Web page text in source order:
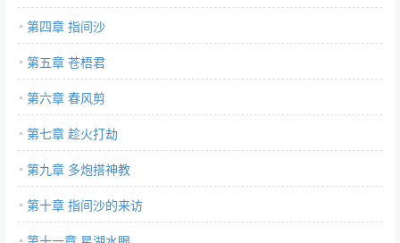
第四章 指间沙
第五章 苍梧君
第六章 春风剪
第七章 趁火打劫
第九章 多炮搭神教
第十章 指间沙的来访